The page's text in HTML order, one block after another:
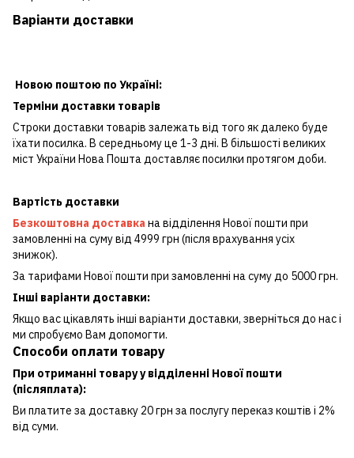
Варіанти доставки
Новою поштою по Україні:
Терміни доставки товарів
Строки доставки товарів залежать від того як далеко буде
їхати посилка. В середньому це 1-3 дні. В більшості великих
міст України Нова Пошта доставляє посилки протягом доби.
Вартість доставки
Безкоштовна доставка на відділення Нової пошти при
замовленні на суму від 4999 грн (після врахування усіх
знижок).
За тарифами Нової пошти при замовленні на суму до 5000 грн.
Інші варіанти доставки:
Якщо вас цікавлять інші варіанти доставки, зверніться до нас і
ми спробуємо Вам допомогти.
Способи оплати товару
При отриманні товару у відділенні Нової пошти
(післяплата):
Ви платите за доставку 20 грн за послугу переказ коштів і 2%
від суми.